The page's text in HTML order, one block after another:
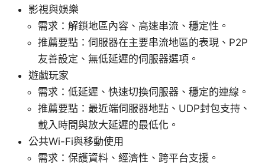
影視與娛樂
需求：解鎖地區內容、高速串流、穩定性。
推薦要點：伺服器在主要串流地區的表現、P2P
友善設定、無低延遲的伺服器選項。
遊戲玩家
需求：低延遲、快速切換伺服器、穩定的連線。
推薦要點：最近端伺服器地點、UDP封包支持、
載入時間與放大延遲的最低化。
公共Wi-Fi與移動使用
需求：保護資料、經濟性、跨平台支援。